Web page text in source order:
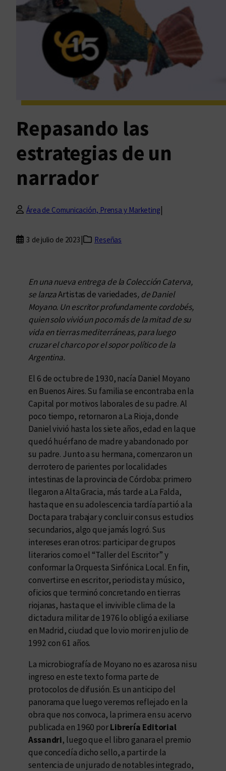
Repasando las
estrategias de un
narrador
Área de Comunicación, Prensa y Marketing|
3 de julio de 2023 | Reseñas
En una nueva entrega de la Colección Caterva,
se lanzaArtistas de variedades, de Daniel
Moyano. Un escritor profundamente cordobés,
quien solo vivió un poco más de la mitad de su
vida en tierras mediterráneas, para luego
cruzar el charco por el sopor político de la
Argentina.
El 6 de octubre de 1930, nacía Daniel Moyano
en Buenos Aires. Su familia se encontraba en la
Capital por motivos laborales de su padre. Al
poco tiempo, retornaron a La Rioja, donde
Daniel vivió hasta los siete años, edad en la que
quedó huérfano de madre y abandonado por
su padre. Junto a su hermana, comenzaron un
derrotero de parientes por localidades
intestinas de la provincia de Córdoba: primero
llegaron a Alta Gracia, más tarde a La Falda,
hasta que en su adolescencia tardía partió a la
Docta para trabajar y concluir con sus estudios
secundarios, algo que jamás logró. Sus
intereses eran otros: participar de grupos
literarios como el “Taller del Escritor” y
conformar la Orquesta Sinfónica Local. En fin,
convertirse en escritor, periodista y músico,
oficios que terminó concretando en tierras
riojanas, hasta que el invivible clima de la
dictadura militar de 1976 lo obligó a exiliarse
en Madrid, ciudad que lo vio morir en julio de
1992 con 61 años.
La microbiografía de Moyano no es azarosa ni su
ingreso en este texto forma parte de
protocolos de difusión. Es un anticipo del
panorama que luego veremos reflejado en la
obra que nos convoca, la primera en su acervo
publicada en 1960 porLibrería Editorial
Assandri, luego que el libro ganara el premio
que concedía dicho sello, a partir de la
sentencia de un jurado de notables integrado,